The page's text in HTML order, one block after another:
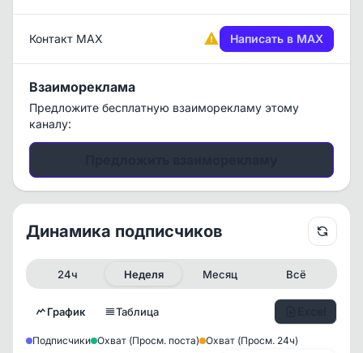
Контакт MAX Написать в MAX
Взаимореклама
Предложите бесплатную взаиморекламу этому
каналу:
Динамика подписчиков
24ч Неделя Месяц Всё
График Таблица
Подписчики Охват (Просм. поста) Охват (Просм. 24ч)